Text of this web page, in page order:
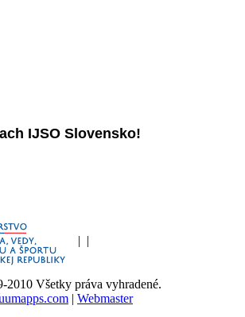
IJSO Slovensko!
| |
2010 Všetky práva vyhradené.
| Webmaster